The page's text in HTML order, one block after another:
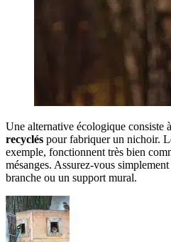
Une alternative écologique consiste
recyclés pour fabriquer un nichoir.
exemple, fonctionnent très bien
mésanges. Assurez-vous
branche ou un support mural.